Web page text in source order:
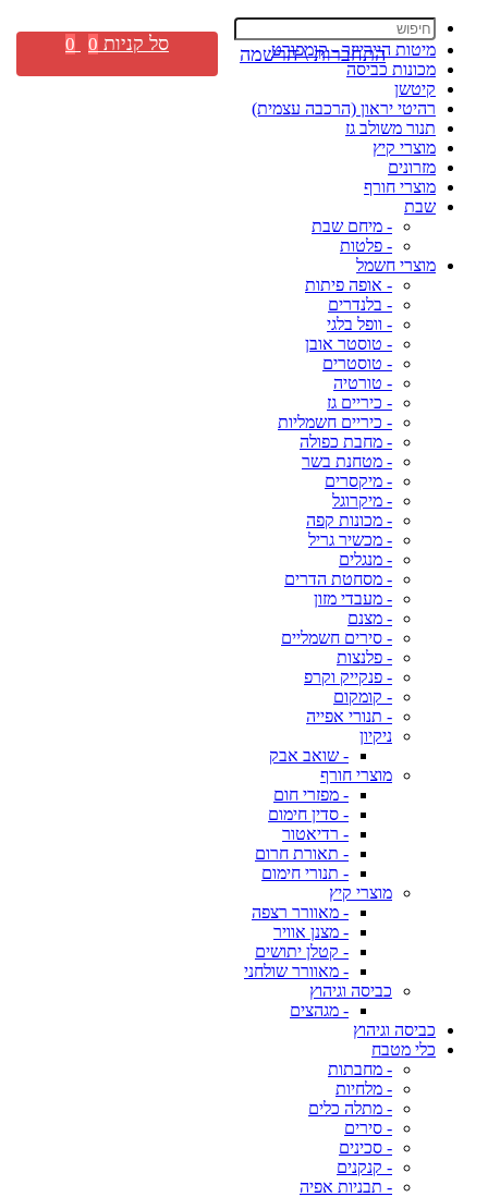
מיטות היירייזר - קומפורט
מכונות כביסה
קיטשן
רהיטי יראון (הרכבה עצמית)
תנור משולב גז
מוצרי קיץ
מזרונים
מוצרי חורף
שבת
- מיחם שבת
- פלטות
מוצרי חשמל
- אופה פיתות
- בלנדרים
- וופל בלגי
- טוסטר אובן
- טוסטרים
- טורטיה
- כיריים גז
- כיריים חשמליות
- מחבת כפולה
- מטחנת בשר
- מיקסרים
- מיקרוגל
- מכונות קפה
- מכשיר גריל
- מנגלים
- מסחטת הדרים
- מעבדי מזון
- מצנם
- סירים חשמליים
- פלנצות
- פנקייק וקרפ
- קומקום
- תנורי אפייה
ניקיון
- שואב אבק
מוצרי חורף
- מפזרי חום
- סדין חימום
- רדיאטור
- תאורת חרום
- תנורי חימום
מוצרי קיץ
- מאוורר רצפה
- מצנן אוויר
- קטלן יתושים
- מאוורר שולחני
כביסה וגיהוץ
- מגהצים
כביסה וגיהוץ
כלי מטבח
- מחבתות
- מלחיות
- מתלה כלים
- סירים
- סכינים
- קנקנים
- תבניות אפיה
התחברות \ הרשמה סל קניות 0
0